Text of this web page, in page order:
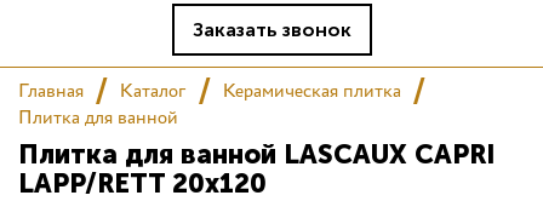
Салон
Сертификаты
Заказать звонок
Главная Каталог
Керамическая плитка
Плитка для ванной
Плитка для ванной LASCAUX CAPRI
LAPP/RETT 20x120